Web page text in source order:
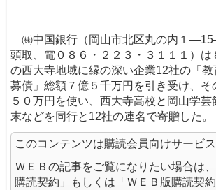
㈱中国銀行（岡山市北区丸の内１
頭取、電０８６・２２３・３１１１）は
の西大寺地域に縁の深い企業12社の「
募債」総額７億５千万円を引き受け、そ
５０万円を使い、西大寺高校と岡山学
末などを同行と12社の連名で寄贈した。
このコンテンツは購読会員向けサービス
ＷＥＢの記事をご覧になりたい場合は
購読契約」もしくは「ＷＥＢ版購読契